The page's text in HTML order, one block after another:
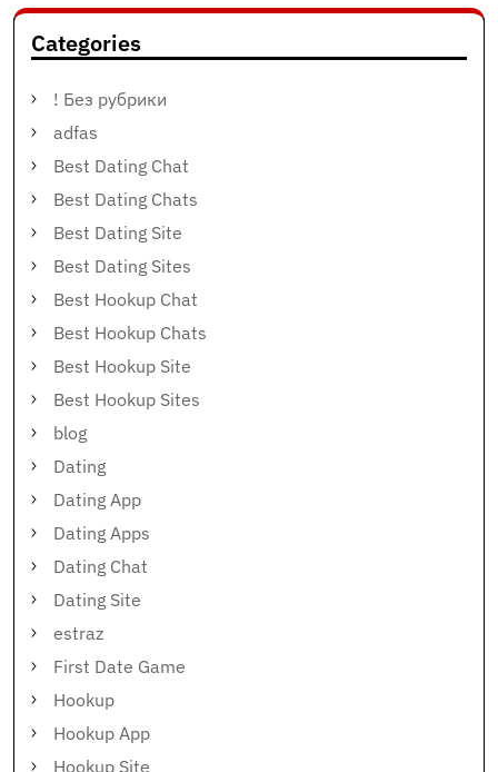
Categories
! Без рубрики
adfas
Best Dating Chat
Best Dating Chats
Best Dating Site
Best Dating Sites
Best Hookup Chat
Best Hookup Chats
Best Hookup Site
Best Hookup Sites
blog
Dating
Dating App
Dating Apps
Dating Chat
Dating Site
estraz
First Date Game
Hookup
Hookup App
Hookup Site